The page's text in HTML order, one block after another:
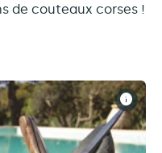
de couteaux corses !